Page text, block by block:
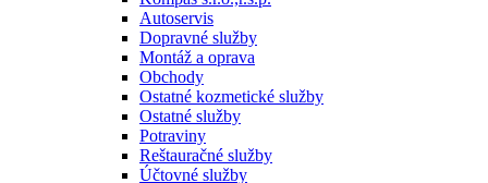
Autoservis
Dopravné služby
Montáž a oprava
Obchody
Ostatné kozmetické služby
Ostatné služby
Potraviny
Reštauračné služby
Účtovné služby